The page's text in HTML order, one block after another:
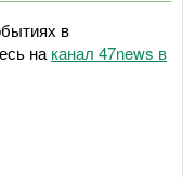
в
на канал 47news в